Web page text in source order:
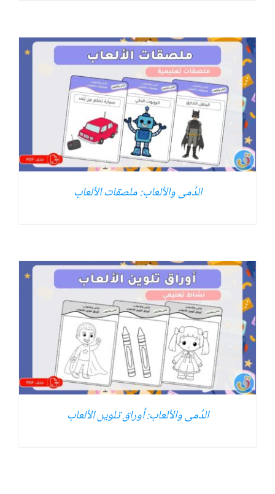
الدُمى والألعاب: ملصقات الألعاب
الدُمى والألعاب: أوراق تلوين الألعاب